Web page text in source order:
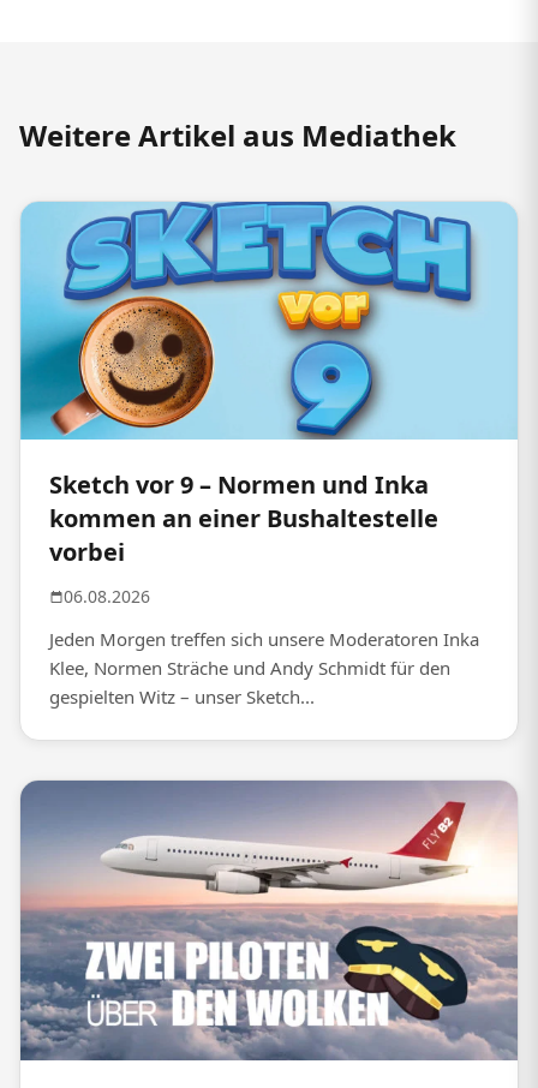
Weitere Artikel aus Mediathek
Sketch vor 9 – Normen und Inka
kommen an einer Bushaltestelle
vorbei
06.08.2026
Jeden Morgen treffen sich unsere Moderatoren Inka
Klee, Normen Sträche und Andy Schmidt für den
gespielten Witz – unser Sketch...